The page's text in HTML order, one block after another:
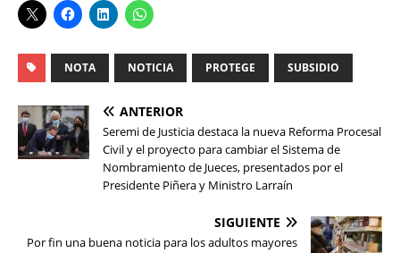
NOTA NOTICIA PROTEGE SUBSIDIO
ANTERIOR
Seremi de Justicia destaca la nueva Reforma Procesal
Civil y el proyecto para cambiar el Sistema de
Nombramiento de Jueces, presentados por el
Presidente Piñera y Ministro Larraín
SIGUIENTE
Por fin una buena noticia para los adultos mayores